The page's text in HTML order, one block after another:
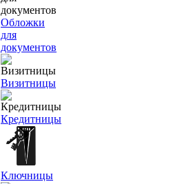
Обложки
для
документов
Визитницы
Кредитницы
Ключницы